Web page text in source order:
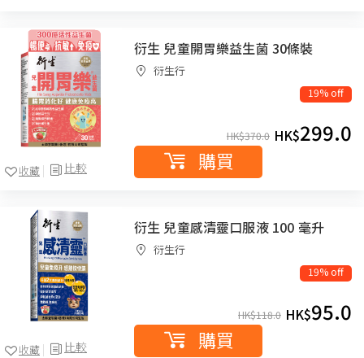
比較
收藏
衍生 兒童開胃樂益生菌 30條裝
衍生行
19% off
HK$370.0 HK$299.0
購買
比較
收藏
衍生 兒童感清靈口服液 100 毫升
衍生行
19% off
HK$118.0 HK$95.0
購買